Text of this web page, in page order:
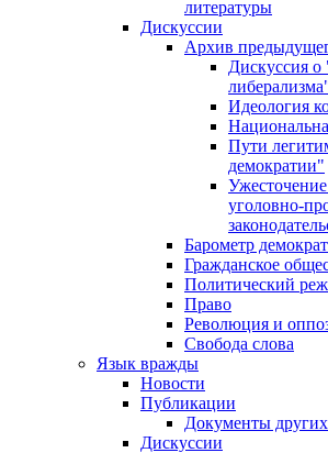
литературы
Дискуссии
Архив
Дискуссия о
Идеология
Пути
демократии"
уголовно-
Барометр
Гражданское
Политический
Право
Революция и
Свобода слова
Язык вражды
Новости
Публикации
Документы
Дискуссии